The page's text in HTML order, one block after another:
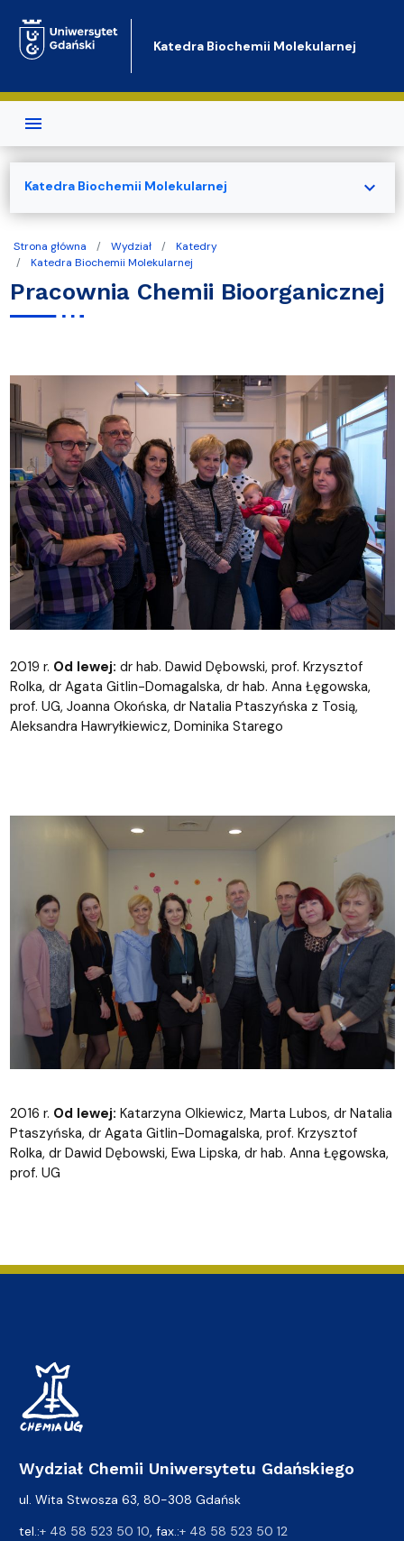
Katedra Biochemii Molekularnej
Strona główna Wydział
Katedry
Katedra Biochemii Molekularnej
Pracownia Chemii Bioorganicznej
2019 r. Od lewej: dr hab. Dawid Dębowski, prof. Krzysztof
Rolka, dr Agata Gitlin-Domagalska, dr hab. Anna Łęgowska,
prof. UG, Joanna Okońska, dr Natalia Ptaszyńska z Tosią,
Aleksandra Hawryłkiewicz, Dominika Starego
2016 r. Od lewej: Katarzyna Olkiewicz, Marta Lubos, dr Natalia
Ptaszyńska, dr Agata Gitlin-Domagalska, prof. Krzysztof
Rolka, dr Dawid Dębowski, Ewa Lipska, dr hab. Anna Łęgowska,
prof. UG
Katedra Biochemii Molekularnej expand_more
Wydział Chemii Uniwersytetu Gdańskiego
ul. Wita Stwosza 63, 80-308 Gdańsk
tel.:+ 48 58 523 50 10, fax.:+ 48 58 523 50 12